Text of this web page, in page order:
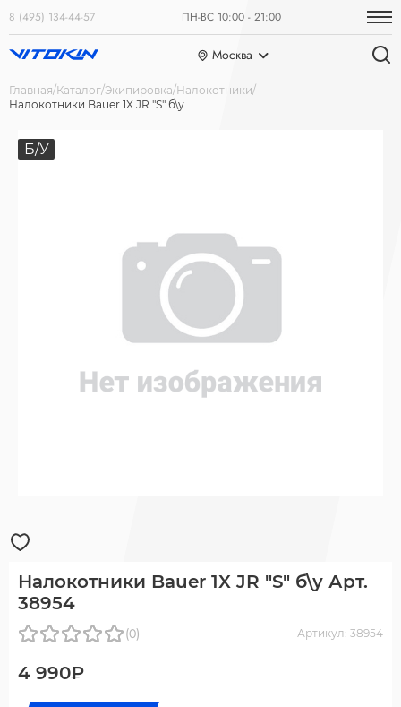
8 (495) 134-44-57 ПН-ВС 10:00 - 21:00
Москва
Главная Каталог Экипировка Налокотники
Налокотники Bauer 1X JR "S" б\у
Б/У
Налокотники Bauer 1X JR "S" б\у Арт.
38954
(0) Артикул: 38954
4 990₽